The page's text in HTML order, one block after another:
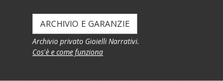
ARCHIVIO E GARANZIE
Archivio privato Gioielli Narrativi.
Cos'è e come funziona